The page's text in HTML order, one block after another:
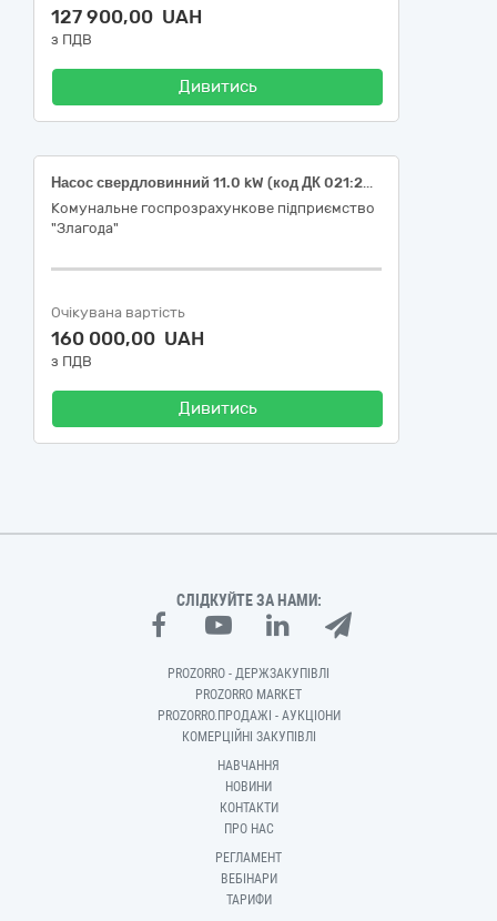
127 900,00 UAH
з ПДВ
Дивитись
Насос свердловинний 11.0 kW (код ДК 021:2015-42120000-6 Насоси та компресори)
Комунальне госпрозрахункове підприємство
"Злагода"
Очікувана вартість
160 000,00 UAH
з ПДВ
Дивитись
СЛІДКУЙТЕ ЗА НАМИ:
PROZORRO - ДЕРЖЗАКУПІВЛІ
PROZORRO MARKET
PROZORRO.ПРОДАЖІ - АУКЦІОНИ
КОМЕРЦІЙНІ ЗАКУПІВЛІ
НАВЧАННЯ
НОВИНИ
КОНТАКТИ
ПРО НАС
РЕГЛАМЕНТ
ВЕБІНАРИ
ТАРИФИ